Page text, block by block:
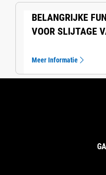
BELANGRIJKE
VOOR SLIJTAGE
Meer Informatie